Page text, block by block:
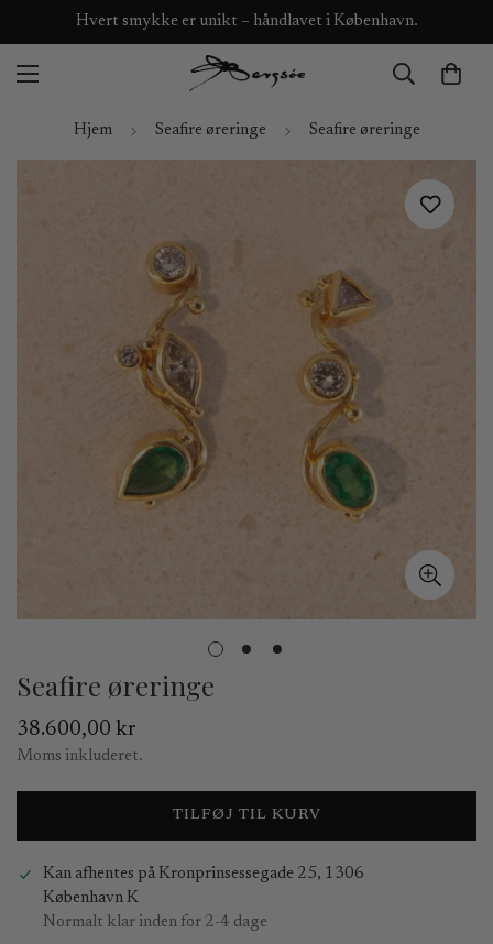
Hvert smykke er unikt – håndlavet i København.
Hjem Seafire øreringe Seafire øreringe
Seafire øreringe
Normal
pris
38.600,00 kr
Moms inkluderet.
TILFØJ TIL KURV
Kan afhentes på Kronprinsessegade 25, 1306
København K
Normalt klar inden for 2-4 dage